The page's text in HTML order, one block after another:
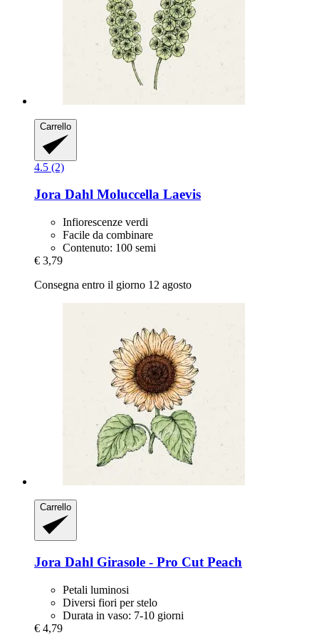
Carrello
4.5 (2)
Jora Dahl Moluccella Laevis
Infiorescenze verdi
Facile da combinare
Contenuto: 100 semi
€ 3,79
Consegna entro il giorno 12 agosto
Carrello
Jora Dahl Girasole -​ Pro Cut Peach
Petali luminosi
Diversi fiori per stelo
Durata in vaso: 7-10 giorni
€ 4,79